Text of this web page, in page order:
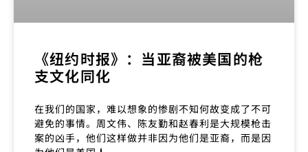
《纽约时报》：当亚裔被美国的枪
支文化同化
在我们的国家，难以想象的惨剧不知何故变成了不可
避免的事情。周文伟、陈友勤和赵春利是大规模枪击
案的凶手，他们这样做并非因为他们是亚裔，而是因